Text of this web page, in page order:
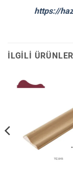
https://
İLGILI ÜRÜNLER